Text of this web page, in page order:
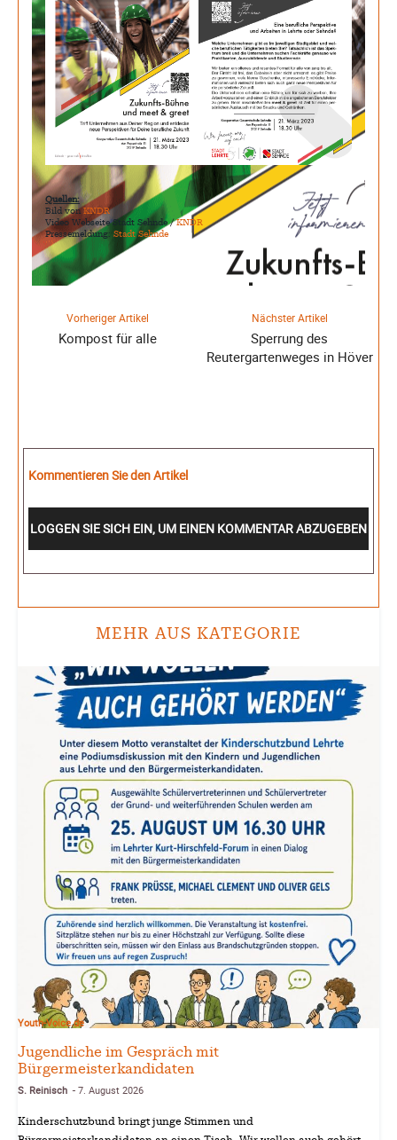
MEHR AUS KATEGORIE
Youth-Voice.de
Jugendliche im Gespräch mit
Bürgermeisterkandidaten
S. Reinisch - 7. August 2026
Kinderschutzbund bringt junge Stimmen und
Quellen:
Bild von KNDR
Video Webseite Stadt Sehnde /KNDR
Pressemeldung: Stadt Sehnde
Vorheriger Artikel
Kompost für alle
Nächster Artikel
Sperrung des
Reutergartenweges in Höver
Kommentieren Sie den Artikel
LOGGEN SIE SICH EIN, UM EINEN KOMMENTAR ABZUGEBEN